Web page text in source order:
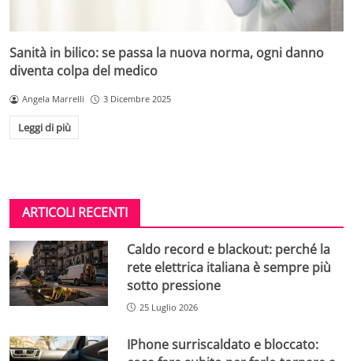
Sanità in bilico: se passa la nuova norma, ogni danno
diventa colpa del medico
Angela Marrelli 3 Dicembre 2025
Leggi di più
ARTICOLI RECENTI
Caldo record e blackout: perché la
rete elettrica italiana è sempre più
sotto pressione
25 Luglio 2026
IPhone surriscaldato e bloccato: